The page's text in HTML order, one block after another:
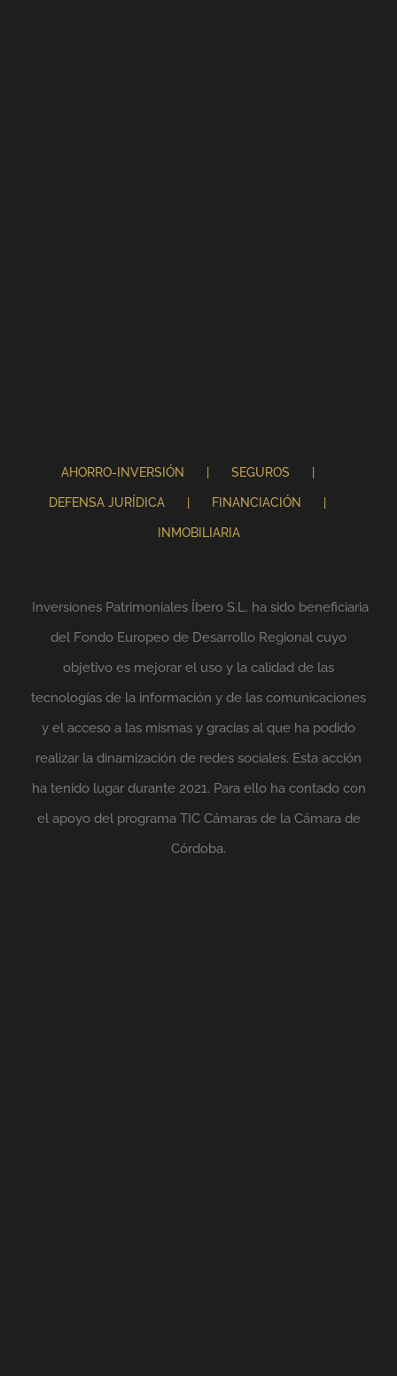
AHORRO-INVERSIÓN SEGUROS
DEFENSA JURÍDICA FINANCIACIÓN
INMOBILIARIA
Inversiones Patrimoniales Íbero S.L. ha sido beneficiaria
del Fondo Europeo de Desarrollo Regional cuyo
objetivo es mejorar el uso y la calidad de las
tecnologías de la información y de las comunicaciones
y el acceso a las mismas y gracias al que ha podido
realizar la dinamización de redes sociales. Esta acción
ha tenido lugar durante 2021. Para ello ha contado con
el apoyo del programa TIC Cámaras de la Cámara de
Córdoba.